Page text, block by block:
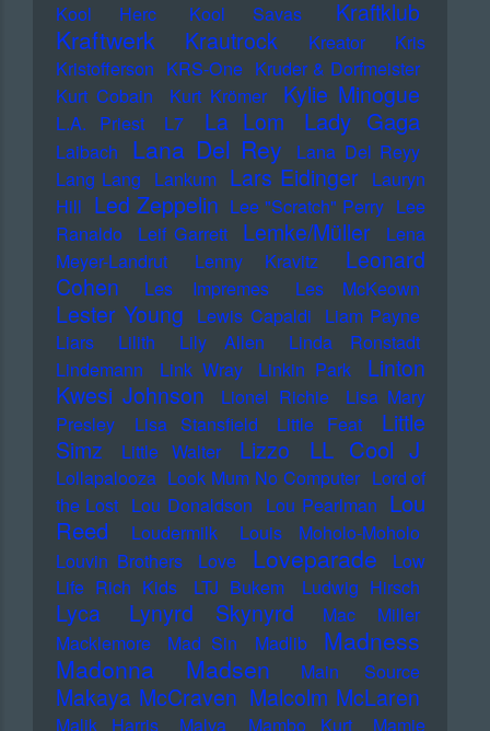
Kool Herc
Kool Savas Kraftklub
Kraftwerk Krautrock Kreator
Kris
Kristofferson KRS-One Kruder & Dorfmeister
Kurt Cobain
Kurt Krömer Kylie Minogue
L.A. Priest L7 La Lom Lady Gaga
Laibach Lana Del Rey
Lana Del Reyy
Lang Lang Lankum Lars Eidinger Lauryn
Hill Led Zeppelin Lee "Scratch" Perry Lee
Ranaldo
Leif Garrett Lemke/Müller
Lena
Meyer-Landrut
Lenny Kravitz
Leonard
Cohen
Les Impremes Les McKeown
Lester Young Lewis Capaldi Liam Payne
Liars
Lilith Lily Allen
Linda Ronstadt
Lindemann
Link Wray Linkin Park
Linton
Kwesi Johnson
Lionel Richie
Lisa Mary
Presley
Lisa Stansfield Little Feat
Little
Simz
Little Walter Lizzo LL Cool J
Lollapalooza Look Mum No Computer Lord of
the Lost Lou Donaldson Lou Pearlman Lou
Reed
Loudermilk
Louis Moholo-Moholo
Louvin Brothers
Love Loveparade
Low
Life Rich Kids
LTJ Bukem Ludwig Hirsch
Lyca Lynyrd Skynyrd
Mac Miller
Macklemore
Mad Sin Madlib
Madness
Madonna
Madsen Main Source
Makaya McCraven Malcolm McLaren
Malik Harris Malva Mambo Kurt
Mamie